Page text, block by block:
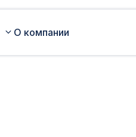
О компании